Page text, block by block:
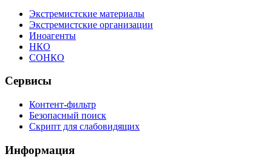
Экстремистские материалы
Экстремистские организации
Иноагенты
НКО
СОНКО
Сервисы
Контент-фильтр
Безопасный поиск
Скрипт для слабовидящих
Информация